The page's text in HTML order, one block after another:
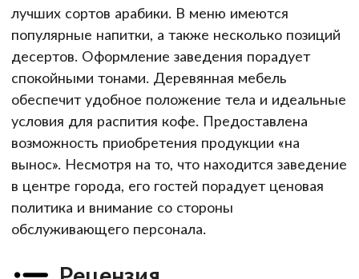
лучших сортов арабики. В меню имеются
популярные напитки, а также несколько позиций
десертов. Оформление заведения порадует
спокойными тонами. Деревянная мебель
обеспечит удобное положение тела и идеальные
условия для распития кофе. Предоставлена
возможность приобретения продукции «на
вынос». Несмотря на то, что находится заведение
в центре города, его гостей порадует ценовая
политика и внимание со стороны
обслуживающего персонала.